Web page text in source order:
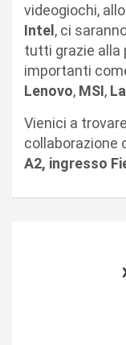
videogiochi,
Intel , ci
tutti grazie alla
importanti
Lenovo, MSI,
Vienici a
collaborazione
A2, ingresso